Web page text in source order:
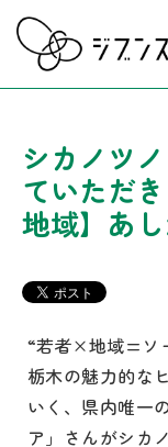
シカノツ
ていただ
地域】あ
“若者×地域=ソ
栃木の魅力的な
いく、県内唯一
ア」さんがシカ